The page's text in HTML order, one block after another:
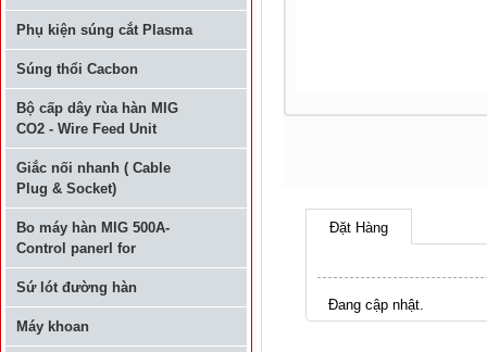
Phụ kiện súng cắt Plasma
Súng thổi Cacbon
Bộ cấp dây rùa hàn MIG
CO2 - Wire Feed Unit
Giắc nối nhanh ( Cable
Plug & Socket)
Bo máy hàn MIG 500A-
Control panerl for
Sứ lót đường hàn
Máy khoan
Đặt Hàng
Đang cập nhật.